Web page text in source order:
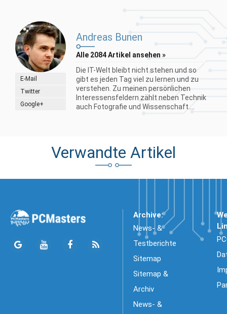
E-Mail
Twitter
Google+
Andreas Bunen
Alle 2084 Artikel ansehen »
Die IT-Welt bleibt nicht stehen und so
gibt es jeden Tag viel zu lernen und zu
verstehen. Zu meinen persönlichen
Interessensfeldern zählt neben Technik
auch Fotografie und Wissenschaft....
Verwandte Artikel
Archive:
News- &
Testberichte
Sitemap
Sitemap &
Archiv
News- &